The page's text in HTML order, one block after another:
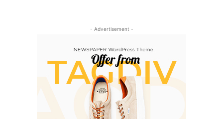
- Advertisement -